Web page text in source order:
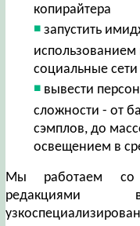
копирайтера
запустить
социальные
вывести
сложности - от
сэмплов, до
освещением в
Мы работаем со